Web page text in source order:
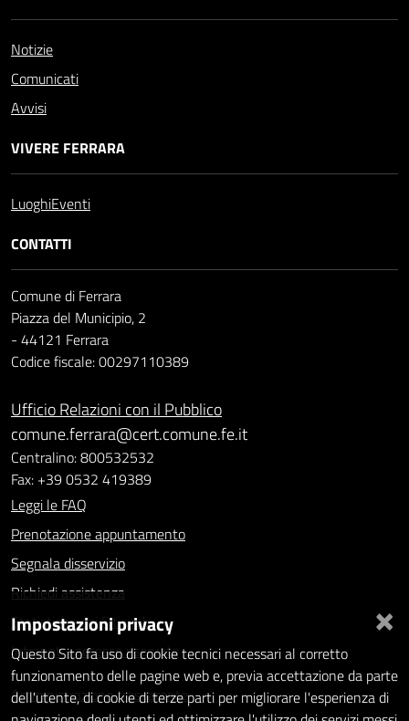
Notizie
Comunicati
Avvisi
VIVERE FERRARA
LuoghiEventi
CONTATTI
Comune di Ferrara
Piazza del Municipio, 2
- 44121 Ferrara
Codice fiscale: 00297110389
Ufficio Relazioni con il Pubblico
comune.ferrara@cert.comune.fe.it
Centralino: 800532532
Fax: +39 0532 419389
Leggi le FAQ
Prenotazione appuntamento
Segnala disservizio
Richiedi assistenza
Statistiche dei Siti web
Intranet - accesso riservato
Amministrazione trasparente
×
Impostazioni privacy
Questo Sito fa uso di cookie tecnici necessari al corretto
funzionamento delle pagine web e, previa accettazione da parte
dell'utente, di cookie di terze parti per migliorare l'esperienza di